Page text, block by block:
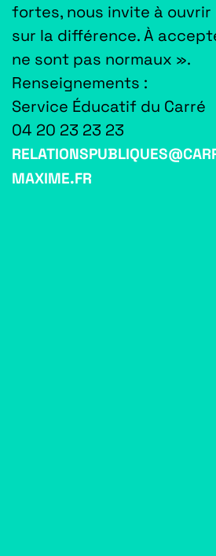
fortes, nous invite à
sur la différence.À
ne sont pas normaux ».
Renseignements :
Service Éducatif du Carré
04 20 23 23 23
MAXIME.FR